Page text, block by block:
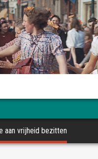
aan vrijheid bezitten